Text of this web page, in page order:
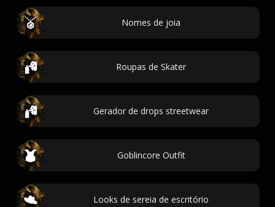
Nomes de joia
Roupas de Skater
Gerador de drops streetwear
Goblincore Outfit
Looks de sereia de escritório